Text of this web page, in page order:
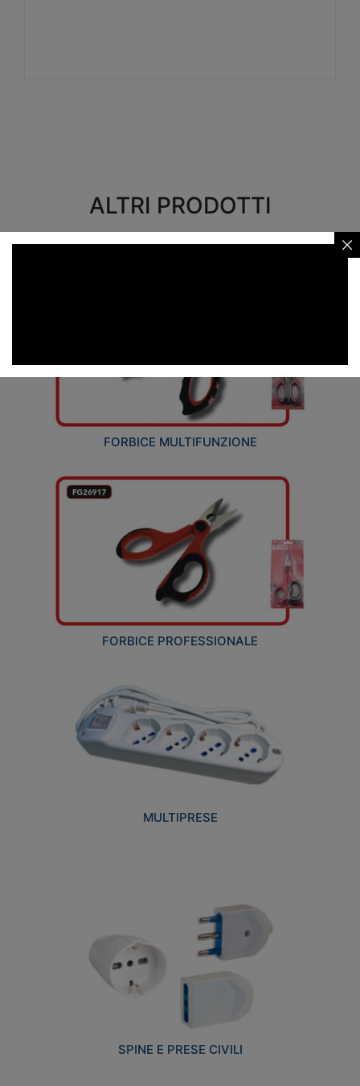
ALTRI PRODOTTI
FORBICE MULTIFUNZIONE
FORBICE PROFESSIONALE
MULTIPRESE
SPINE E PRESE CIVILI